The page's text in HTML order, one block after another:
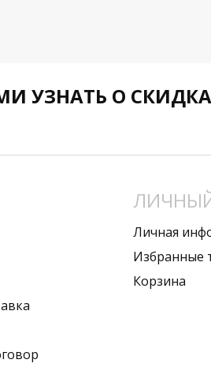
УЗНАТЬ О
Личная
Избранные
Корзина